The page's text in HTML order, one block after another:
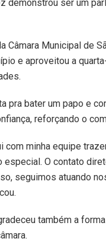
demonstrou ser um
Câmara Municipal de
e aproveitou a
pra bater um papo e
reforçando o
com minha equipe
O contato
seguimos atuando
também a